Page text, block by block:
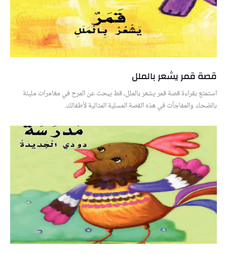
قصة قمر يشعر بالملل
استمتع بقراءة قصة قمر يشعر بالملل، قط يبحث عن المرح في مغامرات مليئة
بالضحك والمفاجآت في هذه القصة المسلية المثالية لأطفالك.